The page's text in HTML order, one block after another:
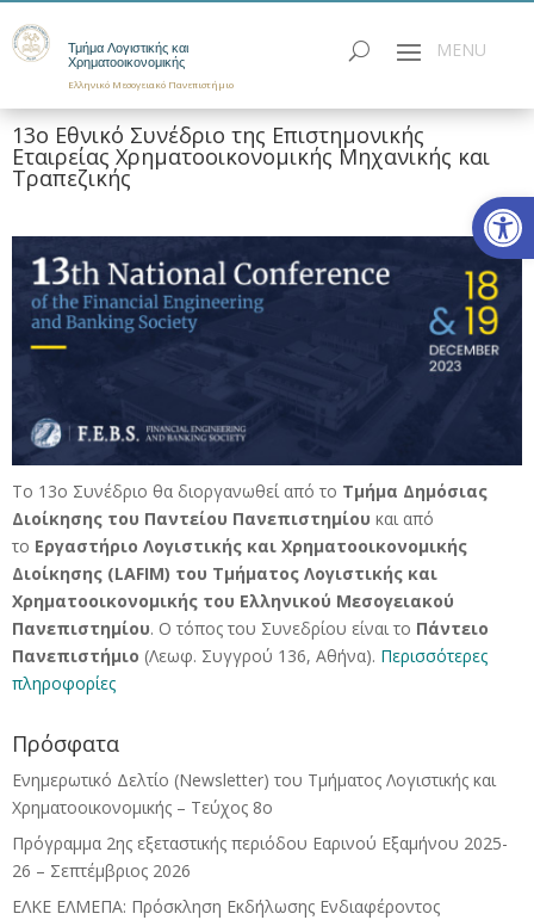
Τμήμα Λογιστικής και
Χρηματοοικονομικής
Ελληνικό Μεσογειακό Πανεπιστήμιο
13ο Εθνικό Συνέδριο της Επιστημονικής
Εταιρείας Χρηματοοικονομικής Μηχανικής και
Τραπεζικής
Το 13ο Συνέδριο θα διοργανωθεί από το Τμήμα Δημόσιας
Διοίκησης του Παντείου Πανεπιστημίου και από
το Εργαστήριο Λογιστικής και Χρηματοοικονομικής
Διοίκησης (LAFIM) του Τμήματος Λογιστικής και
Χρηματοοικονομικής του Ελληνικού Μεσογειακού
Πανεπιστημίου. Ο τόπος του Συνεδρίου είναι το Πάντειο
Πανεπιστήμιο (Λεωφ. Συγγρού 136, Αθήνα). Περισσότερες
πληροφορίες
Πρόσφατα
Ενημερωτικό Δελτίο (Newsletter) του Τμήματος Λογιστικής και
Χρηματοοικονομικής – Τεύχος 8ο
Πρόγραμμα 2ης εξεταστικής περιόδου Eαρινού Eξαμήνου 2025-
26 – Σεπτέμβριος 2026
ΕΛΚΕ ΕΛΜΕΠΑ: Πρόσκληση Εκδήλωσης Ενδιαφέροντος